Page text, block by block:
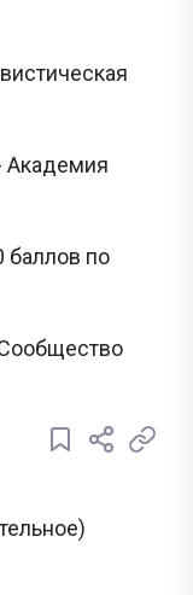
Академия
баллов по